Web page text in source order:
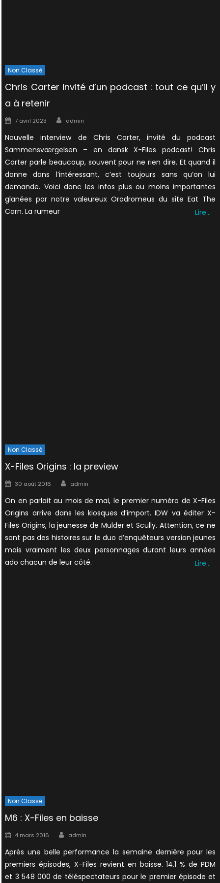
Non Classé
Chris Carter invité d’un podcast : tout ce qu’il y
a à retenir
Posted
7 avril 2023 Author
admin
Nouvelle interview de Chris Carter, invité du podcast
Sammensværgelsen – en dansk X-Files podcast! Chris
Carter parle beaucoup, souvent pour ne rien dire. Et quand il
donne dans l’intéressant, c’est toujours sans qu’on lui
demande. Voici donc les infos plus ou moins importantes
glanées par notre valeureux Orodromeus du site Eat The
Corn. La rumeur
Lire…
Non Classé
X-Files Origins : la preview
Posted
30 août 2016 Author
admin
On en parlait au mois de mai, le premier numéro de X-Files
Origins arrive dans les kiosques d’import. IDW va éditer X-
Files Origins, la jeunesse de Mulder et Scully. Attention, ce ne
sont pas des histoires sur le duo d’enquêteurs version jeunes
mais vraiment les deux personnages durant leurs années
ado chacun de leur côté.
Lire…
Non Classé
M6 : X-Files en baisse
Posted
4 mars 2016 Author
admin
Après une belle performance la semaine dernière pour les
premiers épisodes, X-Files revient en baisse. 14.1 % de PDM
et 3 548 000 de téléspectateurs pour le premier épisode et